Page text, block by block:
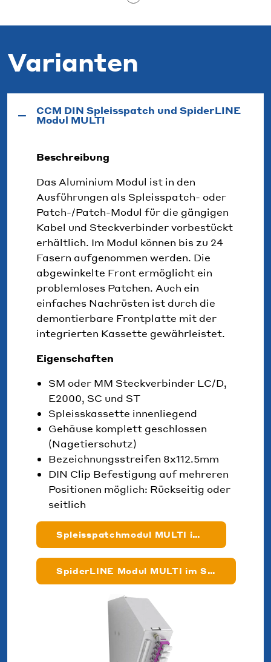
Varianten
CCM DIN Spleisspatch und SpiderLINE
Modul MULTI
Beschreibung
Das Aluminium Modul ist in den
Ausführungen als Spleisspatch- oder
Patch-/Patch-Modul für die gängigen
Kabel und Steckverbinder vorbestückt
erhältlich. Im Modul können bis zu 24
Fasern aufgenommen werden. Die
abgewinkelte Front ermöglicht ein
problemloses Patchen. Auch ein
einfaches Nachrüsten ist durch die
demontierbare Frontplatte mit der
integrierten Kassette gewährleistet.
Eigenschaften
SM oder MM Steckverbinder LC/D,
E2000, SC und ST
Spleisskassette innenliegend
Gehäuse komplett geschlossen
(Nagetierschutz)
Bezeichnungsstreifen 8x112.5mm
DIN Clip Befestigung auf mehreren
Positionen möglich: Rückseitig oder
seitlich
Spleisspatchmodul MULTI im Shop
SpiderLINE Modul MULTI im Shop